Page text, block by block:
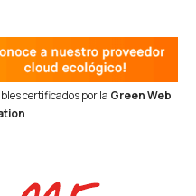
certificados por la Green Web